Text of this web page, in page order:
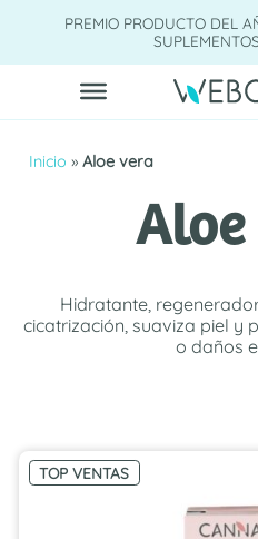
PREMIO PRODUCTO DEL
Inicio » Aloe vera
Aloe
Hidratante,
cicatrización, suaviza piel y
o daños
TOP VENTAS